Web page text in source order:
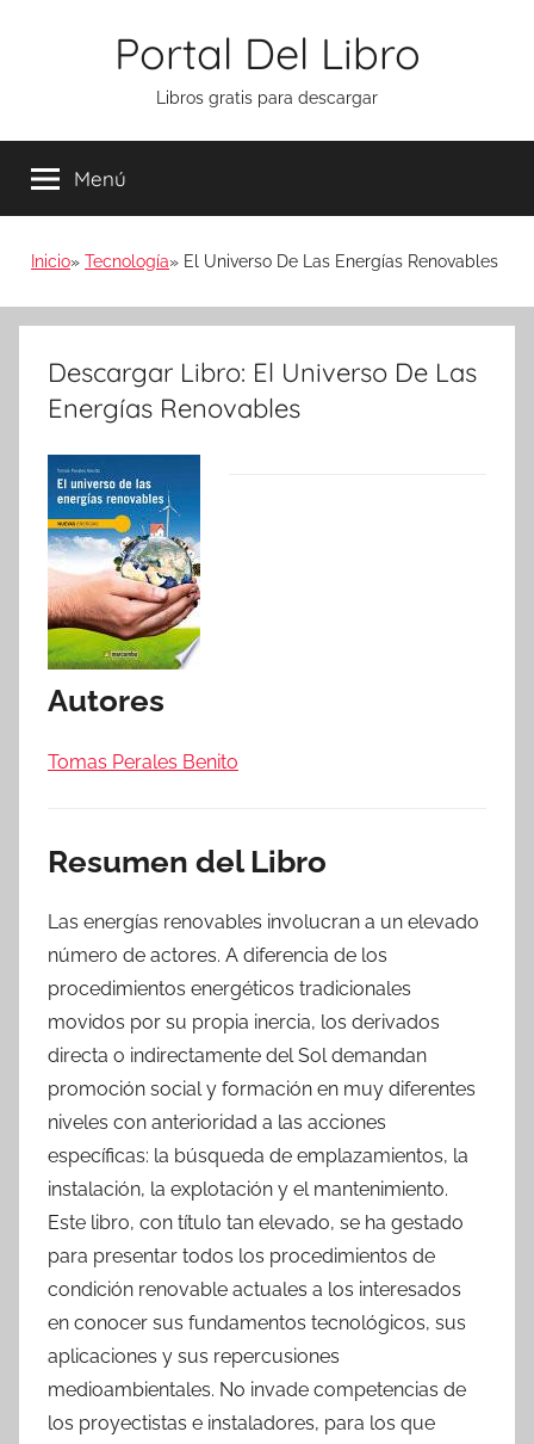
Portal Del Libro
Libros gratis para descargar
Menú
Inicio Tecnología El Universo De Las Energías Renovables
Descargar Libro: El Universo De Las
Energías Renovables
Autores
Tomas Perales Benito
Resumen del Libro
Las energías renovables involucran a un elevado
número de actores. A diferencia de los
procedimientos energéticos tradicionales
movidos por su propia inercia, los derivados
directa o indirectamente del Sol demandan
promoción social y formación en muy diferentes
niveles con anterioridad a las acciones
específicas: la búsqueda de emplazamientos, la
instalación, la explotación y el mantenimiento.
Este libro, con título tan elevado, se ha gestado
para presentar todos los procedimientos de
condición renovable actuales a los interesados
en conocer sus fundamentos tecnológicos, sus
aplicaciones y sus repercusiones
medioambientales. No invade competencias de
los proyectistas e instaladores, para los que